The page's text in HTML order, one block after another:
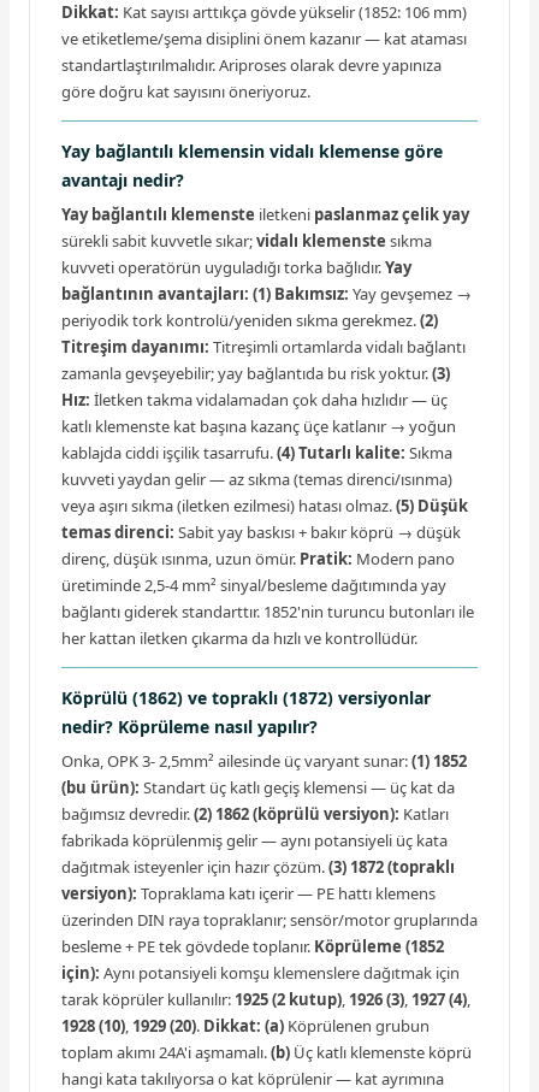
Dikkat: Kat sayısı arttıkça gövde yükselir (1852: 106 mm)
ve etiketleme/şema disiplini önem kazanır — kat ataması
standartlaştırılmalıdır. Ariproses olarak devre yapınıza
göre doğru kat sayısını öneriyoruz.
Yay bağlantılı klemensin vidalı klemense göre
avantajı nedir?
Yay bağlantılı klemenste iletkeni paslanmaz çelik yay
sürekli sabit kuvvetle sıkar;vidalı klemenste sıkma
kuvveti operatörün uyguladığı torka bağlıdır.Yay
bağlantının avantajları: (1) Bakımsız: Yay gevşemez →
periyodik tork kontrolü/yeniden sıkma gerekmez.(2)
Titreşim dayanımı: Titreşimli ortamlarda vidalı bağlantı
zamanla gevşeyebilir; yay bağlantıda bu risk yoktur.(3)
Hız: İletken takma vidalamadan çok daha hızlıdır — üç
katlı klemenste kat başına kazanç üçe katlanır → yoğun
kablajda ciddi işçilik tasarrufu.(4) Tutarlı kalite: Sıkma
kuvveti yaydan gelir — az sıkma (temas direnci/ısınma)
veya aşırı sıkma (iletken ezilmesi) hatası olmaz.(5) Düşük
temas direnci: Sabit yay baskısı + bakır köprü → düşük
direnç, düşük ısınma, uzun ömür. Pratik: Modern pano
üretiminde 2,5-4 mm² sinyal/besleme dağıtımında yay
bağlantı giderek standarttır. 1852'nin turuncu butonları ile
her kattan iletken çıkarma da hızlı ve kontrollüdür.
Köprülü (1862) ve topraklı (1872) versiyonlar
nedir? Köprüleme nasıl yapılır?
Onka, OPK 3- 2,5mm² ailesinde üç varyant sunar:(1) 1852
(bu ürün): Standart üç katlı geçiş klemensi — üç kat da
bağımsız devredir.(2) 1862 (köprülü versiyon): Katları
fabrikada köprülenmiş gelir — aynı potansiyeli üç kata
dağıtmak isteyenler için hazır çözüm.(3) 1872 (topraklı
versiyon): Topraklama katı içerir — PE hattı klemens
üzerinden DIN raya topraklanır; sensör/motor gruplarında
besleme + PE tek gövdede toplanır. Köprüleme (1852
için): Aynı potansiyeli komşu klemenslere dağıtmak için
tarak köprüler kullanılır: 1925 (2 kutup), 1926 (3), 1927 (4),
1928 (10), 1929 (20). Dikkat: (a) Köprülenen grubun
toplam akımı 24A'i aşmamalı.(b) Üç katlı klemenste köprü
hangi kata takılıyorsa o kat köprülenir — kat ayrımına